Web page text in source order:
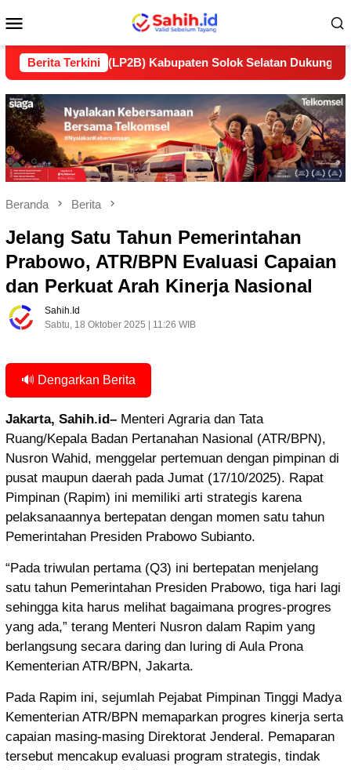
ke
Mobile
Berita Terkini
(LP2B) Kabupaten Solok Selatan Dukung Ketahanan
Beranda Berita
Jelang Satu Tahun Pemerintahan
Prabowo, ATR/BPN Evaluasi Capaian
dan Perkuat Arah Kinerja Nasional
Sahih.id
Sabtu, 18 Oktober 2025 | 11:26 WIB
🔊 Dengarkan Berita
Jakarta, Sahih.id– Menteri Agraria dan Tata
Ruang/Kepala Badan Pertanahan Nasional (ATR/BPN),
Nusron Wahid, menggelar pertemuan dengan pimpinan di
pusat maupun daerah pada Jumat (17/10/2025). Rapat
Pimpinan (Rapim) ini memiliki arti strategis karena
pelaksanaannya bertepatan dengan momen satu tahun
Pemerintahan Presiden Prabowo Subianto.
“Pada triwulan pertama (Q3) ini bertepatan menjelang
satu tahun Pemerintahan Presiden Prabowo, tiga hari lagi
sehingga kita harus melihat bagaimana progres-progres
yang ada,” terang Menteri Nusron dalam Rapim yang
berlangsung secara daring dan luring di Aula Prona
Kementerian ATR/BPN, Jakarta.
Pada Rapim ini, sejumlah Pejabat Pimpinan Tinggi Madya
Kementerian ATR/BPN memaparkan progres kinerja serta
capaian masing-masing Direktorat Jenderal. Pemaparan
tersebut mencakup evaluasi program strategis, tindak